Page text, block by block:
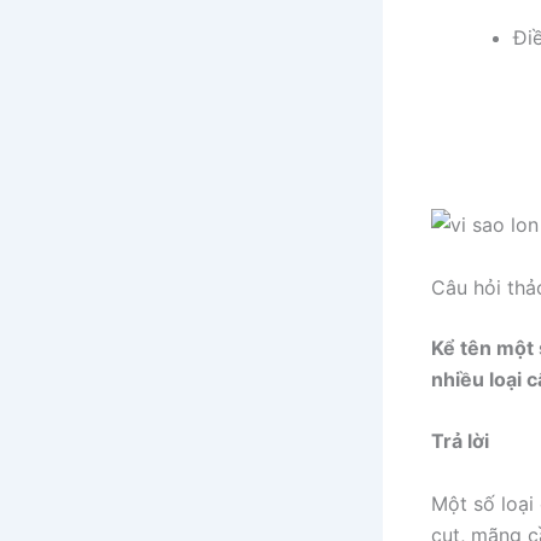
Câu hỏi
Kể tên một
nhiều loại
Trả lời
Một số loại
cụt, mãng